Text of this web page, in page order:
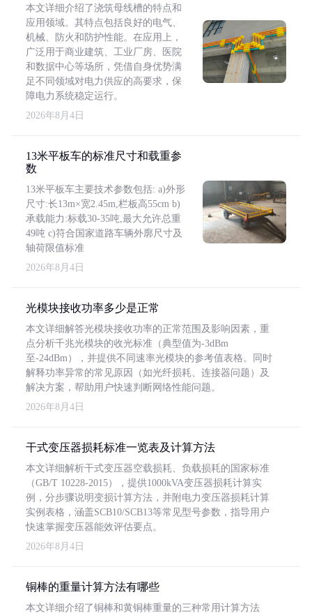
本文详细介绍了浇筑母线槽的特点和
应用领域。其特点包括良好的电气、
机械、防火和防护性能。在应用上，
广泛用于商业建筑、工业厂房、医院
和数据中心等场所，凭借自身优势满
足不同领域对电力供应的高要求，保
障电力系统稳定运行。
2026年8月4日
13米平板车的标准尺寸和载重参
数
13米平板车主要技术参数包括: a)外形
尺寸:长13m×宽2.45m,栏板高55cm b)
承载能力:标载30-35吨,最大允许总重
49吨 c)符合国家道路车辆外廓尺寸及
轴荷限值标准
2026年8月4日
光模块接收功率多少是正常
本文详细解答光模块接收功率的正常范围及影响因素，重
点分析千兆光模块的收光标准（典型值为-3dBm
至-24dBm），并提供不同速率光模块的参考值表格。同时
解释功率异常的常见原因（如光纤损耗、连接器问题）及
解决方案，帮助用户快速判断网络性能问题。
2026年8月4日
干式变压器损耗标准一览表及计算方法
本文详细解析干式变压器空载损耗、负载损耗的国家标准
（GB/T 10228-2015），提供1000kVA变压器损耗计算实
例，分步骤说明变损计算方法，并附电力变压器损耗计算
实例表格，涵盖SCB10/SCB13等常见型号参数，指导用户
快速掌握变压器能效评估要点。
2026年8月4日
铜棒的重量计算方法有哪些
本文详细介绍了铜棒和黄铜棒重量的三种常用计算方法